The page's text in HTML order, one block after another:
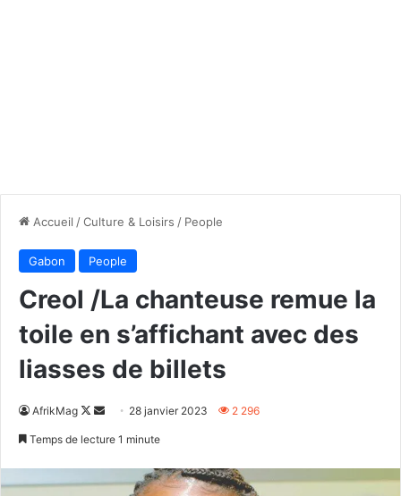
Accueil /Culture & Loisirs / People
Gabon People
Creol /La chanteuse remue la
toile en s’affichant avec des
liasses de billets
AfrikMag
Follow
Envoyer28 janvier 2023 2 296
Temps de lecture 1 minute